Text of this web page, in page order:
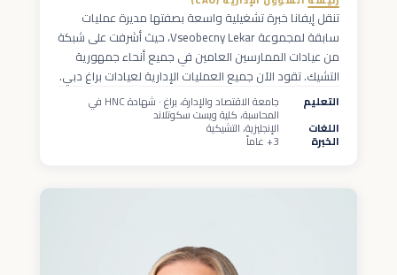
تنقل إيفانا خبرة تشغيلية واسعة بصفتها مديرة عمليات
سابقة لمجموعة Vseobecny Lekar، حيث أشرفت على شبكة
من عيادات الممارسين العامين في جميع أنحاء جمهورية
التشيك. تقود الآن جميع العمليات الإدارية لعيادات براغ دبي.
التعليم جامعة الاقتصاد والإدارة، براغ · شهادة HNC في
المحاسبة، كلية ويست سكوتلاند
اللغات الإنجليزية، التشيكية
الخبرة 3+ عاماً